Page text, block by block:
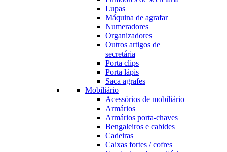
Lupas
Máquina de agrafar
Numeradores
Organizadores
Outros artigos de
secretária
Porta clips
Porta lápis
Saca agrafes
Mobiliário
Acessórios de mobiliário
Armários
Armários porta-chaves
Bengaleiros e cabides
Cadeiras
Caixas fortes / cofres